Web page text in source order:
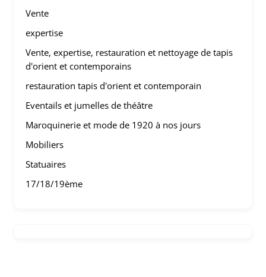
Vente
expertise
Vente, expertise, restauration et nettoyage de tapis
d'orient et contemporains
restauration tapis d'orient et contemporain
Eventails et jumelles de théâtre
Maroquinerie et mode de 1920 à nos jours
Mobiliers
Statuaires
17/18/19ème